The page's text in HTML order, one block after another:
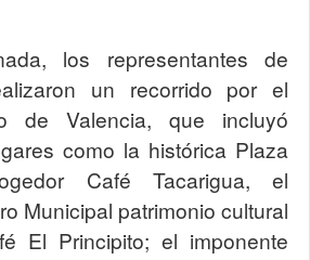
los representantes de
un recorrido por el
de Valencia, que incluyó
como la histórica Plaza
Café Tacarigua, el
Municipal patrimonio cultural
El Principito; el imponente